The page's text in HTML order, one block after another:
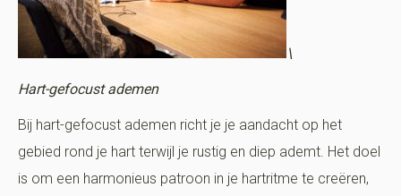
\
Hart-gefocust ademen
Bij hart-gefocust ademen richt je je aandacht op het
gebied rond je hart terwijl je rustig en diep ademt. Het doel
is om een harmonieus patroon in je hartritme te creëren,